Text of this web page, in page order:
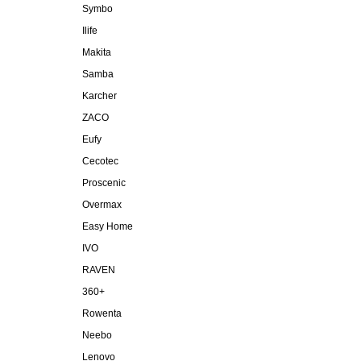
Symbo
Ilife
Makita
Samba
Karcher
ZACO
Eufy
Cecotec
Proscenic
Overmax
Easy Home
IVO
RAVEN
360+
Rowenta
Neebo
Lenovo